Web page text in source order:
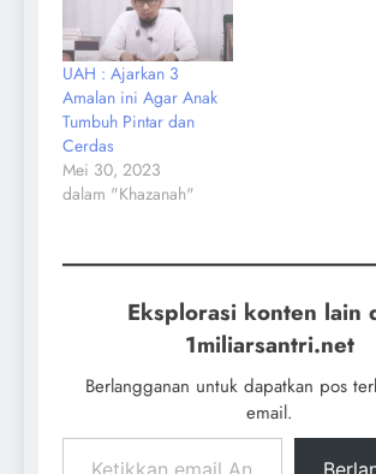
UAH : Ajarkan 3
Amalan ini Agar Anak
Tumbuh Pintar dan
Cerdas
Mei 30, 2023
dalam "Khazanah"
Eksplorasi konten lain
1miliarsantri.net
Berlangganan untuk dapatkan pos
email.